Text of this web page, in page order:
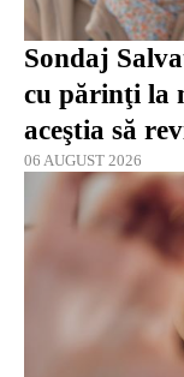
Sondaj
cu părinţi la
aceştia să
06 AUGUST 2026